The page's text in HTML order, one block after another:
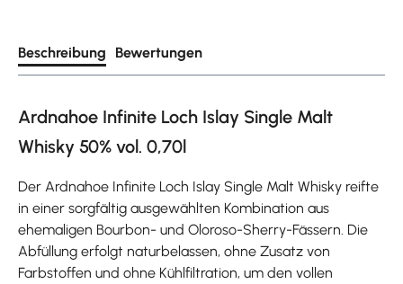
Beschreibung Bewertungen
Ardnahoe Infinite Loch Islay Single Malt
Whisky 50% vol. 0,70l
Der Ardnahoe Infinite Loch Islay Single Malt Whisky reifte
in einer sorgfältig ausgewählten Kombination aus
ehemaligen Bourbon- und Oloroso-Sherry-Fässern. Die
Abfüllung erfolgt naturbelassen, ohne Zusatz von
Farbstoffen und ohne Kühlfiltration, um den vollen